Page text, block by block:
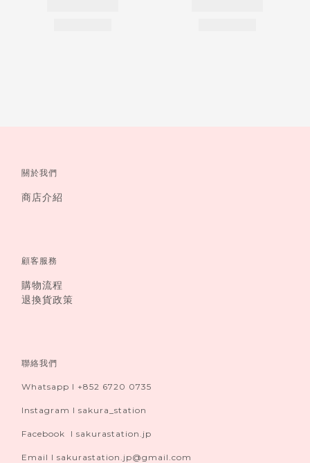
關於我們
商店介紹
顧客服務
購物流程
退換貨政策
聯絡我們
Whatsapp I +852 6720 0735
Instagram I sakura_station
Facebook I sakurastation.jp
Email I sakurastation.jp@gmail.com